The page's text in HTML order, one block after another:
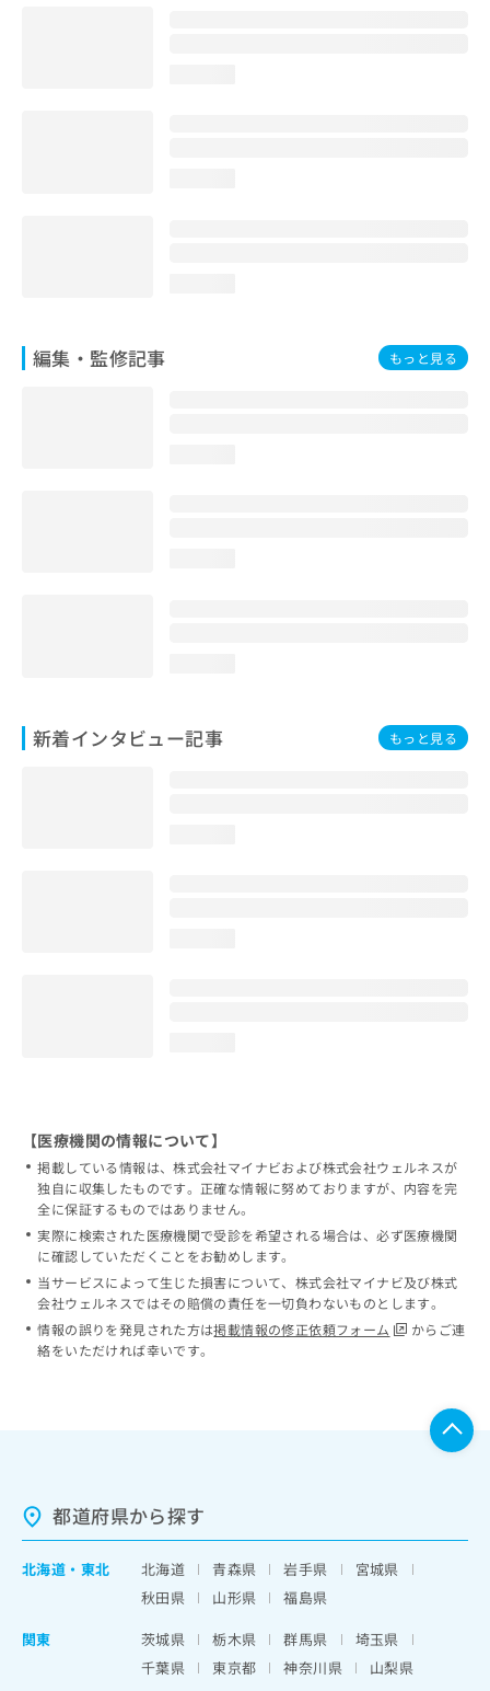
編集・監修記事 もっと見る
新着インタビュー記事 もっと見る
【医療機関の情報について】
掲載している情報は、株式会社マイナビおよび株式会社ウェルネスが
独自に収集したものです。正確な情報に努めておりますが、内容を完
全に保証するものではありません。
実際に検索された医療機関で受診を希望される場合は、必ず医療機関
に確認していただくことをお勧めします。
当サービスによって生じた損害について、株式会社マイナビ及び株式
会社ウェルネスではその賠償の責任を一切負わないものとします。
情報の誤りを発見された方は掲載情報の修正依頼フォーム
からご連
絡をいただければ幸いです。
都道府県から探す
北海道 ・ 東北 北海道 青森県 岩手県
宮城県
秋田県
山形県
福島県
関東
茨城県 栃木県 群馬県
埼玉県
千葉県
東京都 神奈川県
山梨県